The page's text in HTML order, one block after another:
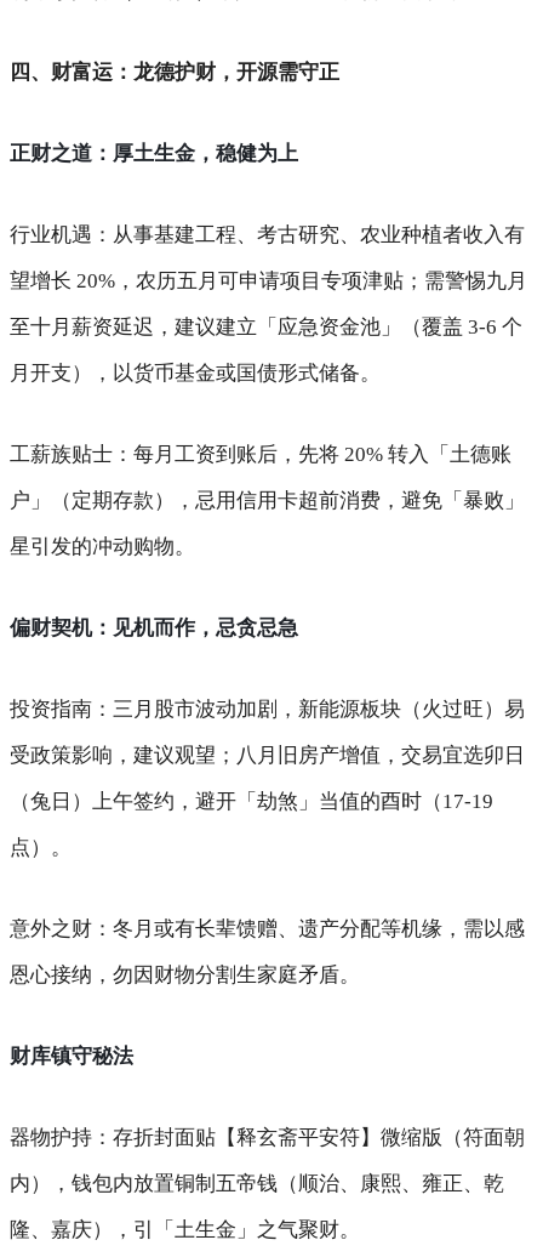
四、财富运：龙德护财，开源需守正
正财之道：厚土生金，稳健为上
行业机遇 ：从事基建工程、考古研究、农业种植者收入有
望增长 20%，农历五月可申请项目专项津贴；需警惕九月
至十月薪资延迟，建议建立「应急资金池」（覆盖 3-6 个
月开支），以货币基金或国债形式储备。
工薪族贴士 ：每月工资到账后，先将 20% 转入「土德账
户」（定期存款），忌用信用卡超前消费，避免「暴败」
星引发的冲动购物。
偏财契机：见机而作，忌贪忌急
投资指南 ：三月股市波动加剧，新能源板块（火过旺）易
受政策影响，建议观望；八月旧房产增值，交易宜选卯日
（兔日）上午签约，避开「劫煞」当值的酉时（17-19
点）。
意外之财 ：冬月或有长辈馈赠、遗产分配等机缘，需以感
恩心接纳，勿因财物分割生家庭矛盾。
财库镇守秘法
器物护持 ：存折封面贴【释玄斋平安符】微缩版（符面朝
内），钱包内放置铜制五帝钱（顺治、康熙、雍正、乾
隆、嘉庆），引「土生金」之气聚财。